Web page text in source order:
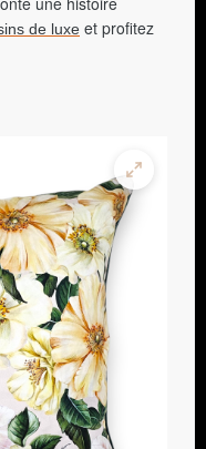
de luxe et profitez